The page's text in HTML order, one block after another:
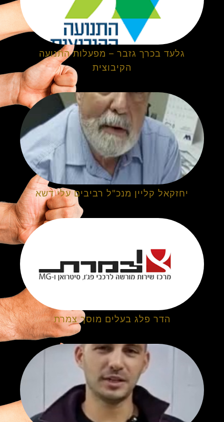
גלעד בכרך גזבר – מפעלות התנועה
הקיבוצית
יחזקאל קליין מנכ"ל רביבים עלי דשא
הדר פלג בעלים מוסך צמרת